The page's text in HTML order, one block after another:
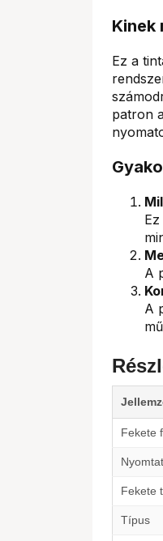
Kinek
Ez a
patron
A
A
Fekete
Fekete
Típus